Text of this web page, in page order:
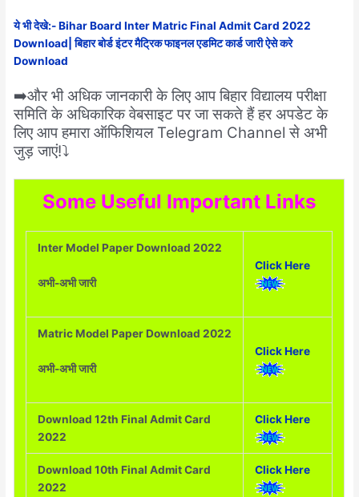
ये भी देखे:-Bihar Board Inter Matric Final Admit Card 2022
Download| बिहार बोर्ड इंटर मैट्रिक फाइनल एडमिट कार्ड जारी ऐसे करे
Download
➡️और भी अधिक जानकारी के लिए आप बिहार विद्यालय परीक्षा
समिति के अधिकारिक वेबसाइट पर जा सकते हैं हर अपडेट के
लिए आप हमारा ऑफिशियल Telegram Channel से अभी
जुड़ जाएं!⤵️
Some Useful Important Links
Inter Model Paper Download 2022
अभी-अभी जारी
Click Here
Matric Model Paper Download 2022
अभी-अभी जारी
Click Here
Download 12th Final Admit Card
2022
Click Here
Download 10th Final Admit Card
2022
Click Here